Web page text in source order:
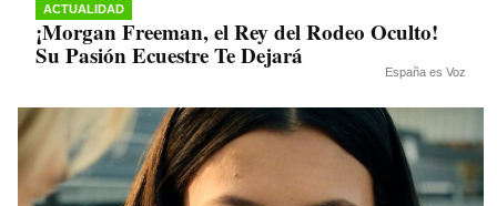
ACTUALIDAD
¡Morgan Freeman, el Rey del Rodeo Oculto!
Su Pasión Ecuestre Te Dejará
España es Voz